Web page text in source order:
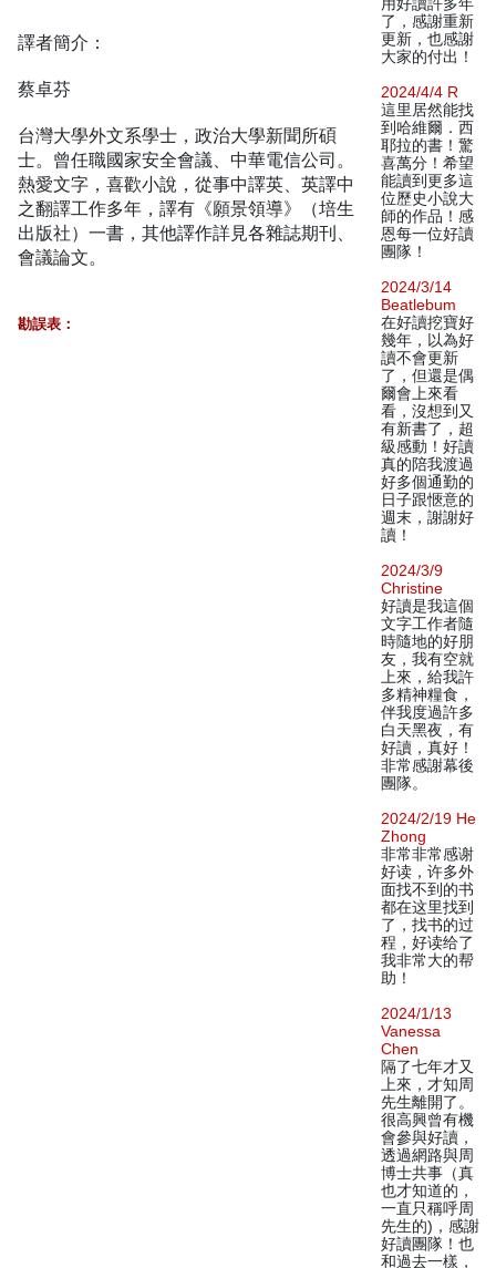
譯者簡介：
蔡卓芬
台灣大學外文系學士，政治大學新聞所碩
士。曾任職國家安全會議、中華電信公司。
熱愛文字，喜歡小說，從事中譯英、英譯中
之翻譯工作多年，譯有《願景領導》（培生
出版社）一書，其他譯作詳見各雜誌期刊、
會議論文。
勘誤表：
了，感謝重新
更新，也感謝
大家的付出！
2024/4/4 R
這里居然能找
到哈維爾．西
耶拉的書！驚
喜萬分！希望
能讀到更多這
位歷史小說大
師的作品！感
恩每一位好讀
團隊！
2024/3/14
Beatlebum
在好讀挖寶好
幾年，以為好
讀不會更新
了，但還是偶
爾會上來看
看，沒想到又
有新書了，超
級感動！好讀
真的陪我渡過
好多個通勤的
日子跟愜意的
週末，謝謝好
讀！
2024/3/9
Christine
好讀是我這個
文字工作者隨
時隨地的好朋
友，我有空就
上來，給我許
多精神糧食，
伴我度過許多
白天黑夜，有
好讀，真好！
非常感謝幕後
團隊。
2024/2/19 He
Zhong
非常非常感谢
好读，许多外
面找不到的书
都在这里找到
了，找书的过
程，好读给了
我非常大的帮
助！
2024/1/13
Vanessa
Chen
隔了七年才又
上來，才知周
先生離開了。
很高興曾有機
會參與好讀，
透過網路與周
博士共事（真
也才知道的，
一直只稱呼周
先生的)，感謝
好讀團隊！也
和過去一樣，